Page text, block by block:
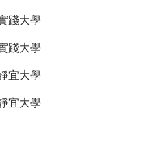
踐大學
踐大學
宜大學
宜大學